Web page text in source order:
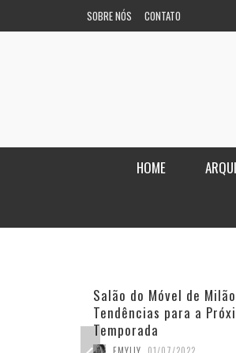
SOBRE NÓS CONTATO
HOME
Salão do Móvel de
Tendências para a
Temporada